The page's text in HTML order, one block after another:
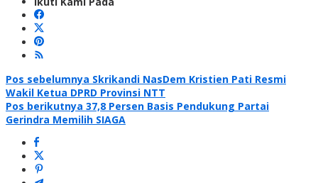
Navigasi
pos
Pos sebelumnya Skrikandi NasDem Kristien Pati Resmi
Wakil Ketua DPRD Provinsi NTT
Pos berikutnya 37,8 Persen Basis Pendukung Partai
Gerindra Memilih SIAGA